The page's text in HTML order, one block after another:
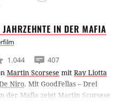
IN DER MAFIA
1.044
407
Martin Scorsese mit Ray Liotta
Niro. Mit GoodFellas – Drei
der Mafia zeigt Martin Scorsese